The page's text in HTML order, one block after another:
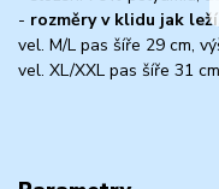
- rozměry v klidu jak
vel. M/L pas šíře 29 cm,
vel. XL/XXL pas šíře 31